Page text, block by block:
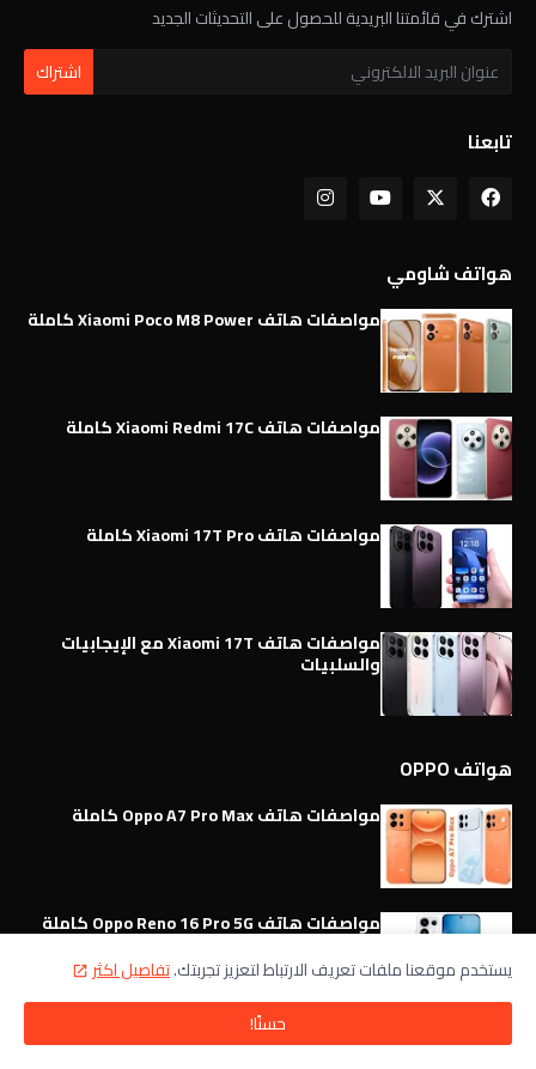
اشترك في قائمتنا البريدية للحصول على التحديثات الجديد
تابعنا
هواتف شاومي
مواصفات هاتف Xiaomi Poco M8 Power كاملة
مواصفات هاتف Xiaomi Redmi 17C كاملة
مواصفات هاتف Xiaomi 17T Pro كاملة
مواصفات هاتف Xiaomi 17T مع الإيجابيات
والسلبيات
هواتف OPPO
مواصفات هاتف Oppo A7 Pro Max كاملة
مواصفات هاتف Oppo Reno 16 Pro 5G كاملة
كاملة
يستخدم موقعنا ملفات تعريف الارتباط لتعزيز تجربتك.تفاصيل اكثر
حسنًا!